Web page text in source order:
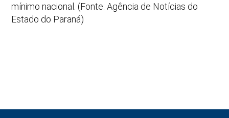
mínimo nacional. (Fonte: Agência de Notícias do
Estado do Paraná)